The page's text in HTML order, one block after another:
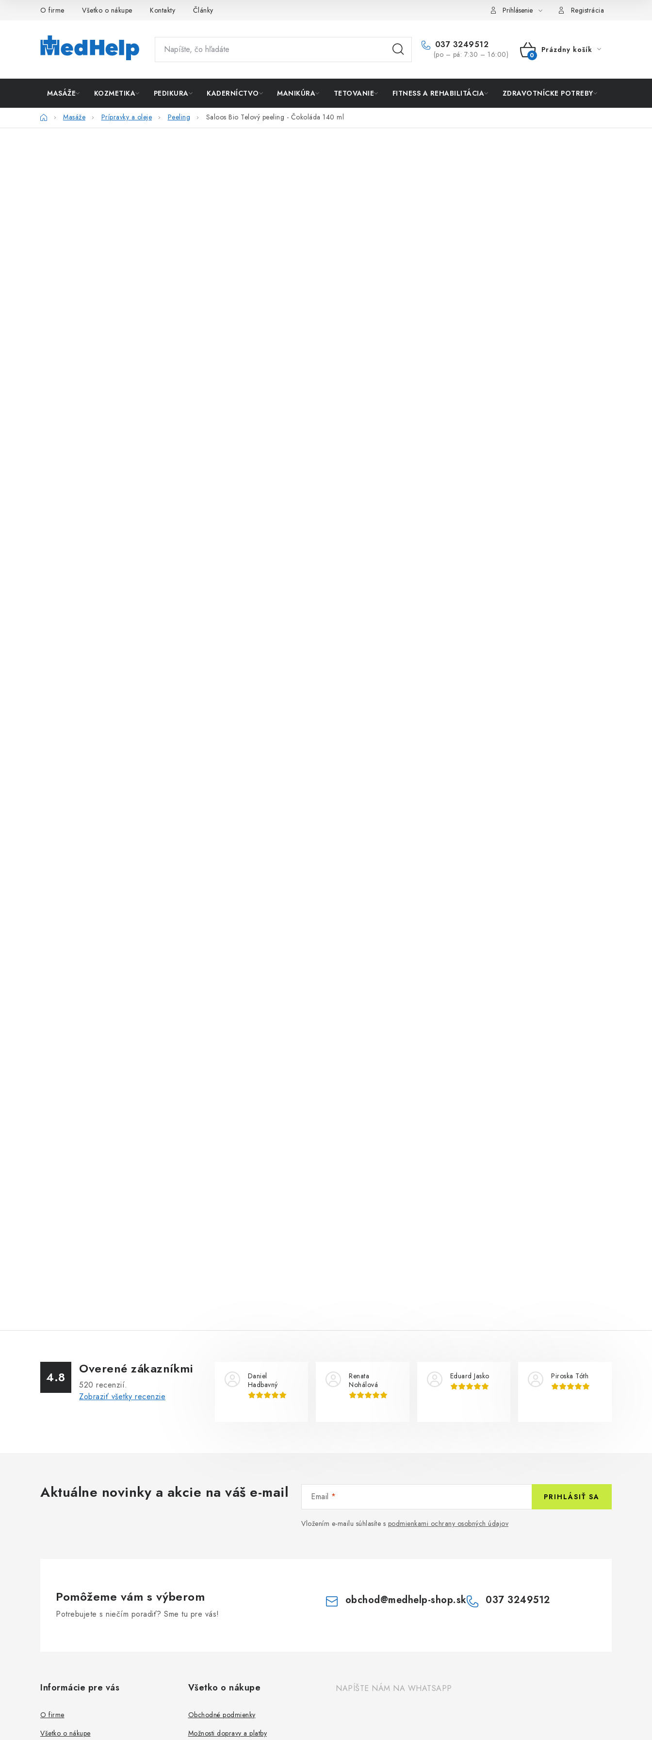
O firme Všetko o nákupe Kontakty Články Prihlásenie Registrácia
037 3249512
(po – pá: 7:30 – 16:00)
NÁKUPNÝ
Prázdny košík
MASÁŽE KOZMETIKA PEDIKURA KADERNÍCTVO MANIKÚRA TETOVANIE FITNESS A REHABILITÁCIA ZDRAVOTNÍCKE POTREBY
DomovMasáže Prípravky a oleje Peeling Saloos Bio Telový peeling - Čokoláda 140 ml
4.8
Overené zákazníkmi
520 recenzií.
Zobraziť všetky recenzie
Daniel
Hadbavný
Renata
Nohálová
Eduard Jasko Piroska Tóth
Aktuálne novinky a akcie na váš e-mail Email
Vložením e-mailu súhlasíte s podmienkami ochrany osobných údajov
PRIHLÁSIŤ SA
Pomôžeme vám s výberom
Potrebujete s niečím poradiť? Sme tu pre vás!
obchod@medhelp-shop.sk 037 3249512
Informácie pre vás
O firme
Všetko o nákupe
Všetko o nákupe
Obchodné podmienky
Možnosti dopravy a platby
NAPÍŠTE NÁM NA WHATSAPP